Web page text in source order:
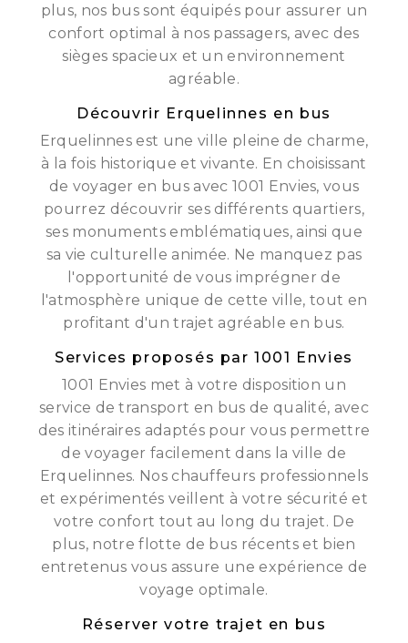
plus, nos bus sont équipés pour assurer un
confort optimal à nos passagers, avec des
sièges spacieux et un environnement
agréable.
Découvrir Erquelinnes en bus
Erquelinnes est une ville pleine de charme,
à la fois historique et vivante. En choisissant
de voyager en bus avec 1001 Envies, vous
pourrez découvrir ses différents quartiers,
ses monuments emblématiques, ainsi que
sa vie culturelle animée. Ne manquez pas
l'opportunité de vous imprégner de
l'atmosphère unique de cette ville, tout en
profitant d'un trajet agréable en bus.
Services proposés par 1001 Envies
1001 Envies met à votre disposition un
service de transport en bus de qualité, avec
des itinéraires adaptés pour vous permettre
de voyager facilement dans la ville de
Erquelinnes. Nos chauffeurs professionnels
et expérimentés veillent à votre sécurité et
votre confort tout au long du trajet. De
plus, notre flotte de bus récents et bien
entretenus vous assure une expérience de
voyage optimale.
Réserver votre trajet en bus